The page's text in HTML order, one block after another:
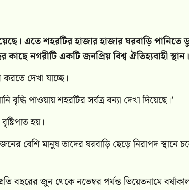
এতে শহরটির হাজার হাজার ঘরবাড়ি পানিতে
নগরীটি একটি জনপ্রিয় বিশ্ব ঐতিহ্যবাহী স্থান।
করতে দেখা যাচ্ছে।
পাওয়ায় শহরটির সর্বত্র বন্যা দেখা দিয়েছে।’
হয়।
বেশি মানুষ তাদের ঘরবাড়ি ছেড়ে নিরাপদ স্থানে
বছরের জুন থেকে নভেম্বর পর্যন্ত ভিয়েতনামে